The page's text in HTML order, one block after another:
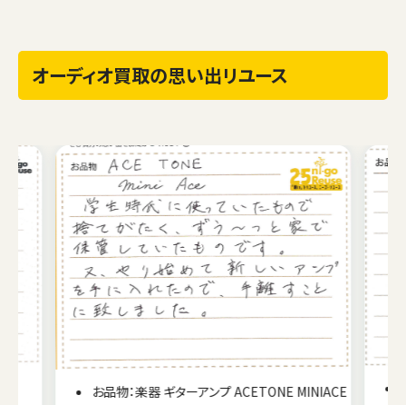
オーディオ買取の思い出リユース
お品物：楽器 ギターアンプ ACETONE MINIACE